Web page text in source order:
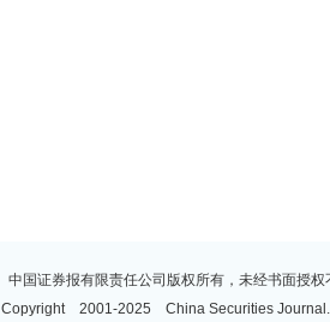
中国证券报有限责任公司版权所有，未经书面授权
Copyright 2001-2025 China Securities